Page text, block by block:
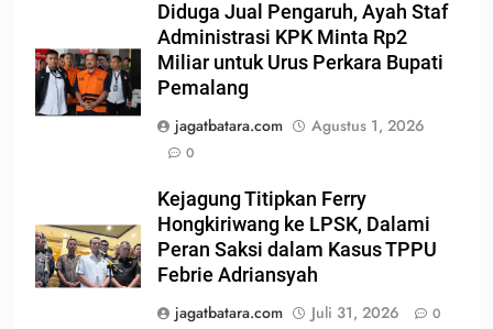
Diduga Jual Pengaruh, Ayah Staf
Administrasi KPK Minta Rp2
Miliar untuk Urus Perkara Bupati
Pemalang
jagatbatara.com
Agustus 1, 2026
0
Kejagung Titipkan Ferry
Hongkiriwang ke LPSK, Dalami
Peran Saksi dalam Kasus TPPU
Febrie Adriansyah
jagatbatara.com
Juli 31, 2026 0